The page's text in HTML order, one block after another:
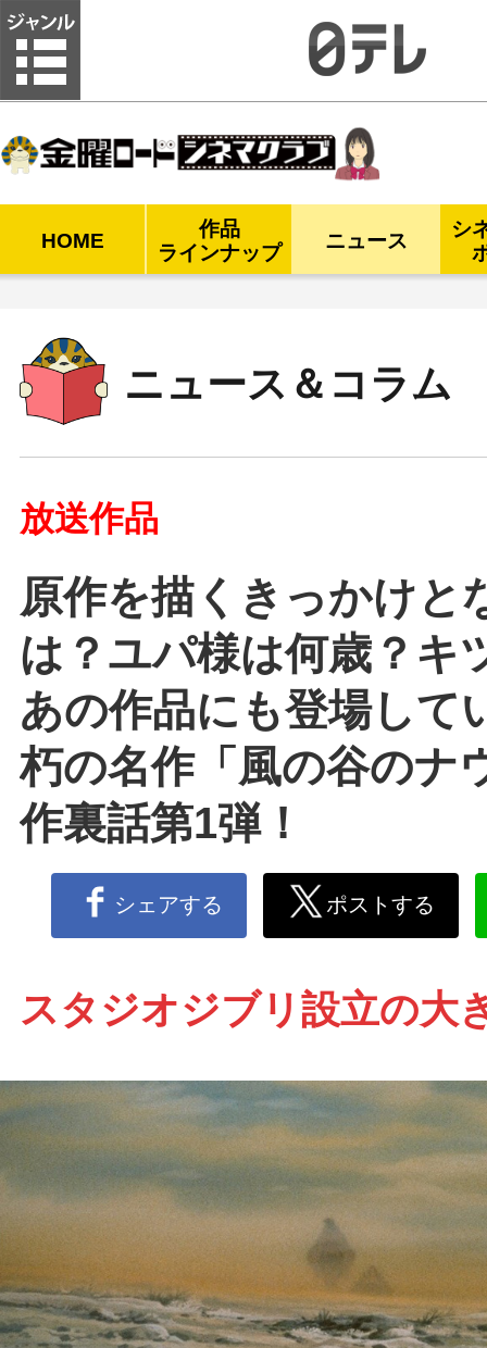
HOME
作品
ラインナップ
ニュース
シ
ニュース＆コラム
放送作品
原作を描くきっかけと
は？ユパ様は何歳？キ
あの作品にも登場して
朽の名作「風の谷のナ
作裏話第1弾！
シェアする ポストする
スタジオジブリ設立の大